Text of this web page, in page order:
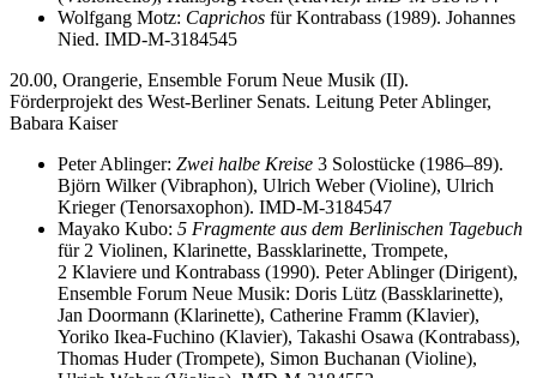
Wolfgang Motz: Caprichos für Kontrabass (1989). Johannes
Nied. IMD-M-3184545
20.00, Orangerie, Ensemble Forum Neue Musik (II).
Förderprojekt des West-Berliner Senats. Leitung Peter Ablinger,
Babara Kaiser
Peter Ablinger: Zwei halbe Kreise 3 Solostücke (1986–89).
Björn Wilker (Vibraphon), Ulrich Weber (Violine), Ulrich
Krieger (Tenorsaxophon). IMD-M-3184547
Mayako Kubo: 5 Fragmente aus dem Berlinischen Tagebuch
für 2 Violinen, Klarinette, Bassklarinette, Trompete,
2 Klaviere und Kontrabass (1990). Peter Ablinger (Dirigent),
Ensemble Forum Neue Musik: Doris Lütz (Bassklarinette),
Jan Doormann (Klarinette), Catherine Framm (Klavier),
Yoriko Ikea-Fuchino (Klavier), Takashi Osawa (Kontrabass),
Thomas Huder (Trompete), Simon Buchanan (Violine),